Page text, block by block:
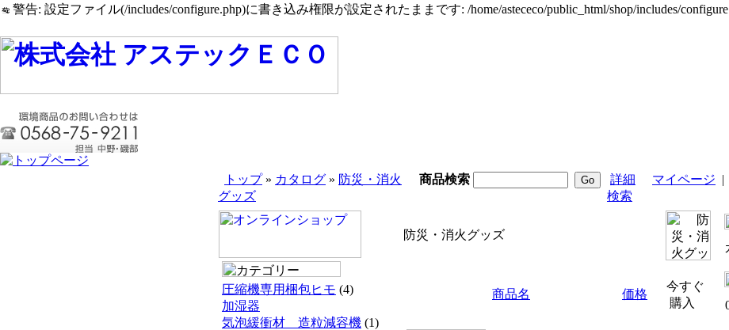
警告: 設定ファイル(/includes/configure.php)に書き込み権限が設定されたままです: /home/astececo/public_html/shop/includes/
トップ» カタログ » 防災・消火
グッズ
商品検索
詳細
検索
マイページ |
圧縮機専用梱包ヒモ (4)
加湿器
気泡緩衝材 造粒減容機 (1)
防災・消火グッズ
商品名 価格
今すぐ
購入